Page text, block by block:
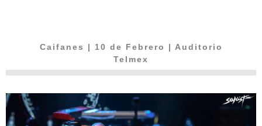
Caifanes
| 10 de Febrero | Auditorio
Telmex